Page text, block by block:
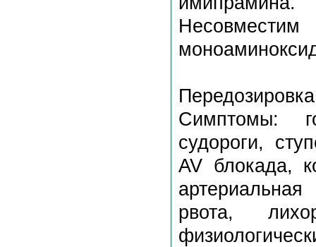
Передозировка
Симптомы:
судороги,
AV блокада,
рвота,